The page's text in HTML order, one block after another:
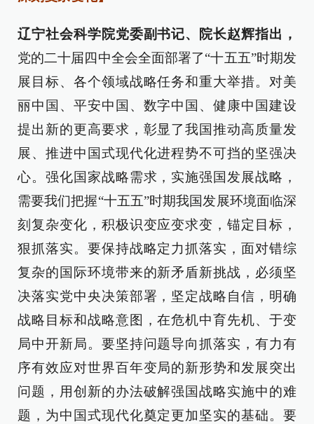
辽宁社会科学院党委副书记、院长赵辉指出，
党的二十届四中全会全面部署了“十五五”时期发
展目标、各个领域战略任务和重大举措。对美
丽中国、平安中国、数字中国、健康中国建设
提出新的更高要求，彰显了我国推动高质量发
展、推进中国式现代化进程势不可挡的坚强决
心。强化国家战略需求，实施强国发展战略，
需要我们把握“十五五”时期我国发展环境面临深
刻复杂变化，积极识变应变求变，锚定目标，
狠抓落实。要保持战略定力抓落实，面对错综
复杂的国际环境带来的新矛盾新挑战，必须坚
决落实党中央决策部署，坚定战略自信，明确
战略目标和战略意图，在危机中育先机、于变
局中开新局。要坚持问题导向抓落实，有力有
序有效应对世界百年变局的新形势和发展突出
问题，用创新的办法破解强国战略实施中的难
题，为中国式现代化奠定更加坚实的基础。要